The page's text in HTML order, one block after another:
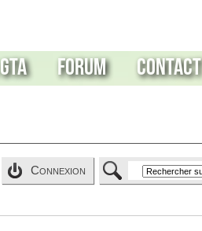
Forum Contact
Connexion